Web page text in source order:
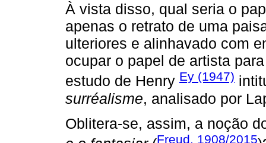
À vista disso, qual seria o
apenas o retrato de uma
ulteriores e alinhavado com
ocupar o papel de artista
estudo de Henry Ey (1947)
surréalisme, analisado por
Oblitera-se, assim, a noção
Freud, 1908/2015